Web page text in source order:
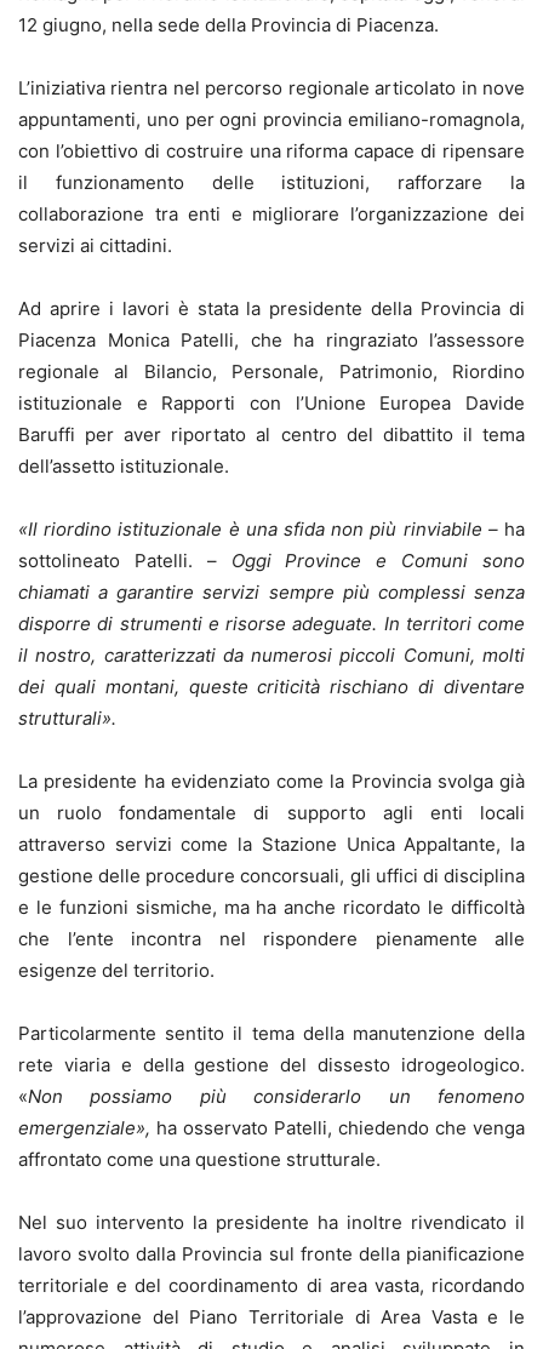
12 giugno, nella sede della Provincia di Piacenza.
L’iniziativa rientra nel percorso regionale articolato in nove
appuntamenti, uno per ogni provincia emiliano-romagnola,
con l’obiettivo di costruire una riforma capace di ripensare
il funzionamento delle istituzioni, rafforzare la
collaborazione tra enti e migliorare l’organizzazione dei
servizi ai cittadini.
Ad aprire i lavori è stata la presidente della Provincia di
Piacenza Monica Patelli, che ha ringraziato l’assessore
regionale al Bilancio, Personale, Patrimonio, Riordino
istituzionale e Rapporti con l’Unione Europea Davide
Baruffi per aver riportato al centro del dibattito il tema
dell’assetto istituzionale.
«Il riordino istituzionale è una sfida non più rinviabile –ha
sottolineato Patelli. – Oggi Province e Comuni sono
chiamati a garantire servizi sempre più complessi senza
disporre di strumenti e risorse adeguate. In territori come
il nostro, caratterizzati da numerosi piccoli Comuni, molti
dei quali montani, queste criticità rischiano di diventare
strutturali».
La presidente ha evidenziato come la Provincia svolga già
un ruolo fondamentale di supporto agli enti locali
attraverso servizi come la Stazione Unica Appaltante, la
gestione delle procedure concorsuali, gli uffici di disciplina
e le funzioni sismiche, ma ha anche ricordato le difficoltà
che l’ente incontra nel rispondere pienamente alle
esigenze del territorio.
Particolarmente sentito il tema della manutenzione della
rete viaria e della gestione del dissesto idrogeologico.
«Non possiamo più considerarlo un fenomeno
emergenziale», ha osservato Patelli, chiedendo che venga
affrontato come una questione strutturale.
Nel suo intervento la presidente ha inoltre rivendicato il
lavoro svolto dalla Provincia sul fronte della pianificazione
territoriale e del coordinamento di area vasta, ricordando
l’approvazione del Piano Territoriale di Area Vasta e le